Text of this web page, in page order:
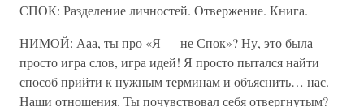
СПОК: Разделение личностей. Отвержение. Книга.
НИМОЙ: Ааа, ты про «Я — не Спок»? Ну, это была
просто игра слов, игра идей! Я просто пытался найти
способ прийти к нужным терминам и объяснить… нас.
Наши отношения. Ты почувствовал себя отвергнутым?